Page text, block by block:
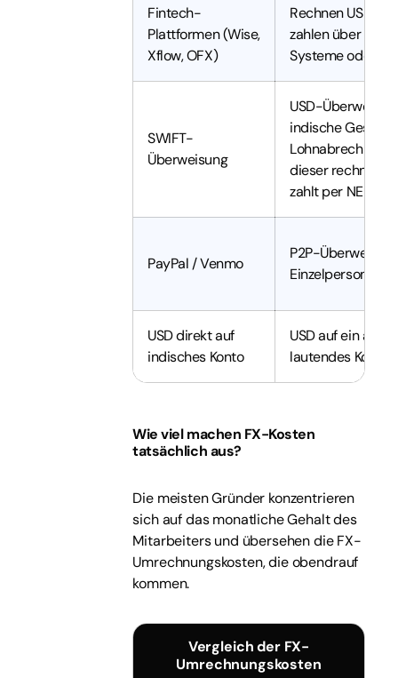
Fintech-
Plattformen (Wise,
Xflow, OFX)
Rechnen USD in
zahlen über
Systeme oder
SWIFT-
Überweisung
USD-
indische
dieser rechnet
zahlt per NEFT/
PayPal / Venmo
P2P-
Einzelperson
USD direkt auf
indisches Konto
USD auf ein auf
lautendes Konto
Wie viel machen FX-Kosten
tatsächlich aus?
Die meisten Gründer konzentrieren
sich auf das monatliche Gehalt des
Mitarbeiters und übersehen die FX-
Umrechnungskosten, die obendrauf
kommen.
Vergleich der FX-
Umrechnungskosten